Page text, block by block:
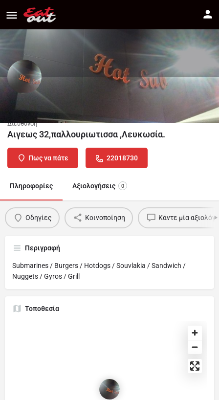
HOT SUB
Διεύθυνση
Αιγεως 32,παλλουριωτισσα ,Λευκωσία.
Πως να πάτε 22018730
Πληροφορίες Αξιολογήσεις 0
Οδηγίες Κοινοποίηση Κάντε μία
Περιγραφή
Submarines / Burgers / Hotdogs / Souvlakia / Sandwich /
Nuggets / Gyros / Grill
Τοποθεσία